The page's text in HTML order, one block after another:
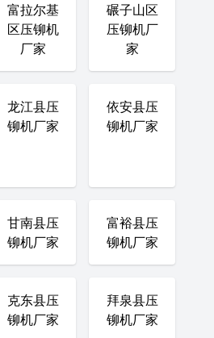
富拉尔基
区压铆机
厂家
碾子山区
压铆机厂
家
龙江县压
铆机厂家
依安县压
铆机厂家
甘南县压
铆机厂家
富裕县压
铆机厂家
克东县压
铆机厂家
拜泉县压
铆机厂家